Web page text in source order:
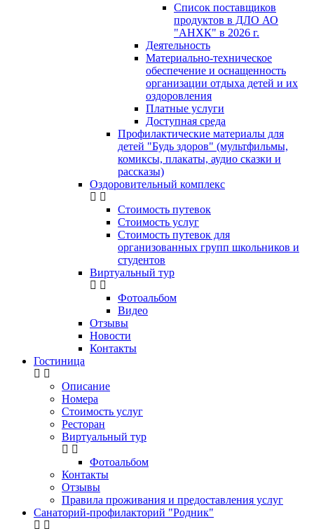
Список поставщиков
продуктов в ДЛО АО
"АНХК" в 2026 г.
Деятельность
Материально-техническое
обеспечение и оснащенность
организации отдыха детей и их
оздоровления
Платные услуги
Доступная среда
Профилактические материалы для
детей "Будь здоров" (мультфильмы,
комиксы, плакаты, аудио сказки и
рассказы)
Оздоровительный комплекс
Стоимость путевок
Стоимость услуг
Стоимость путевок для
организованных групп школьников и
студентов
Виртуальный тур
Фотоальбом
Видео
Отзывы
Новости
Контакты
Гостиница
Описание
Номера
Стоимость услуг
Ресторан
Виртуальный тур
Фотоальбом
Контакты
Отзывы
Правила проживания и предоставления услуг
Санаторий-профилакторий "Родник"